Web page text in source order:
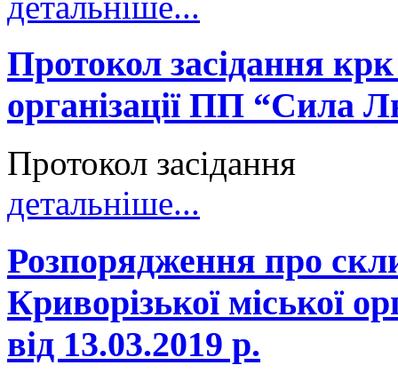
Протокол засідання крк
організації ПП “Сила
Протокол засідання
детальніше...
Розпорядження про
Криворізької міської
від 13.03.2019 р.